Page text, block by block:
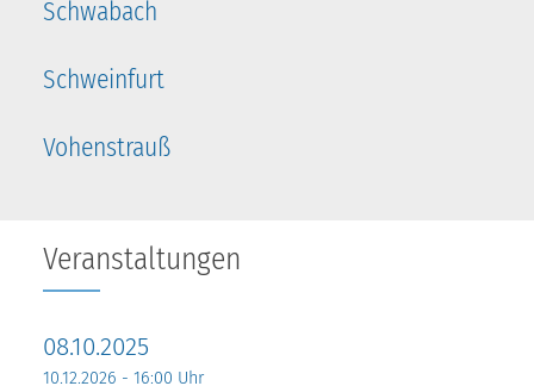
Schwabach
Schweinfurt
Vohenstrauß
Veranstaltungen
08.10.2025
10.12.2026 - 16:00 Uhr